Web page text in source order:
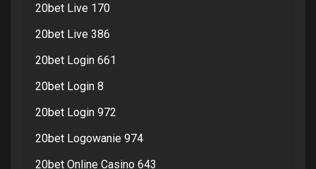
20bet Live 170
20bet Live 386
20bet Login 661
20bet Login 8
20bet Login 972
20bet Logowanie 974
20bet Online Casino 643